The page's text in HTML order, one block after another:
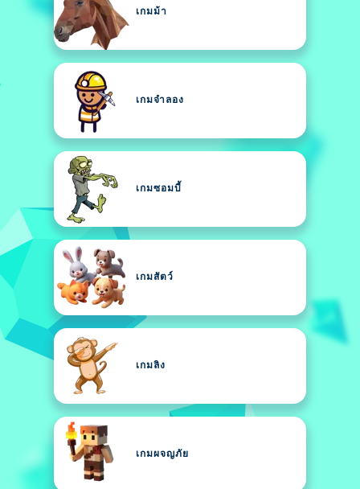
เกมม้า
เกมจำลอง
เกมซอมบี้
เกมสัตว์
เกมลิง
เกมผจญภัย